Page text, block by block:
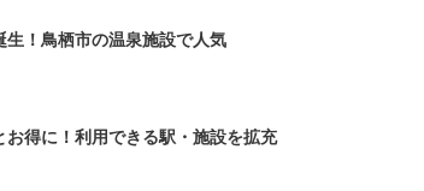
生！鳥栖市の温泉施設で人気
お得に！利用できる駅・施設を拡充